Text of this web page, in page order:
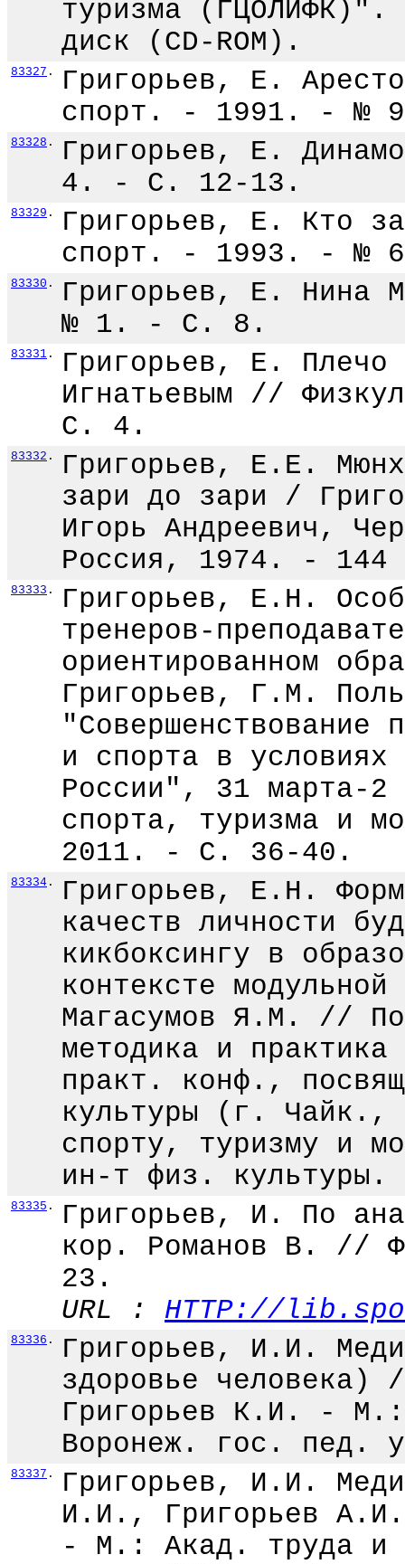
туризма
диск (CD-ROM).
83327 .
Григорьев, Е.
спорт. - 1991. - №
83328 .
Григорьев, Е.
4. - С. 12-13.
83329 .
Григорьев, Е. Кто
спорт. - 1993. - №
83330 .
Григорьев, Е.
№ 1. - С. 8.
83331 .
Григорьев, Е.
Игнатьевым //
С. 4.
83332 .
Григорьев, Е.Е.
зари до зари /
Игорь Андреевич,
Россия, 1974. -
83333 .
Григорьев, Е.Н.
тренеров-
ориентированном
Григорьев, Г.М.
и спорта в условиях
России", 31 марта-
спорта, туризма и
2011. - С. 36-40.
83334 .
Григорьев, Е.Н.
качеств личности
кикбоксингу в
контексте
Магасумов Я.М. //
методика и
практ. конф.,
культуры (г.
спорту, туризму и
ин-т физ.
83335 .
Григорьев, И. По
кор. Романов В. //
23.
URL : HTTP://
83336 .
Григорьев, И.И.
здоровье
Григорьев К.И. -
Воронеж. гос.
83337 .
Григорьев, И.И.
И.И., Григорьев
- М.: Акад. труда и